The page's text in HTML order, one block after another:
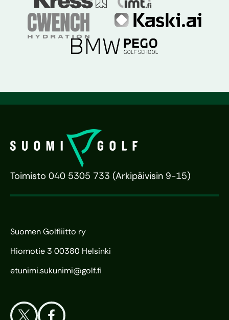
Toimisto 040 5305 733 (Arkipäivisin 9-15)
Suomen Golfliitto ry
Hiomotie 3 00380 Helsinki
etunimi.sukunimi@golf.fi